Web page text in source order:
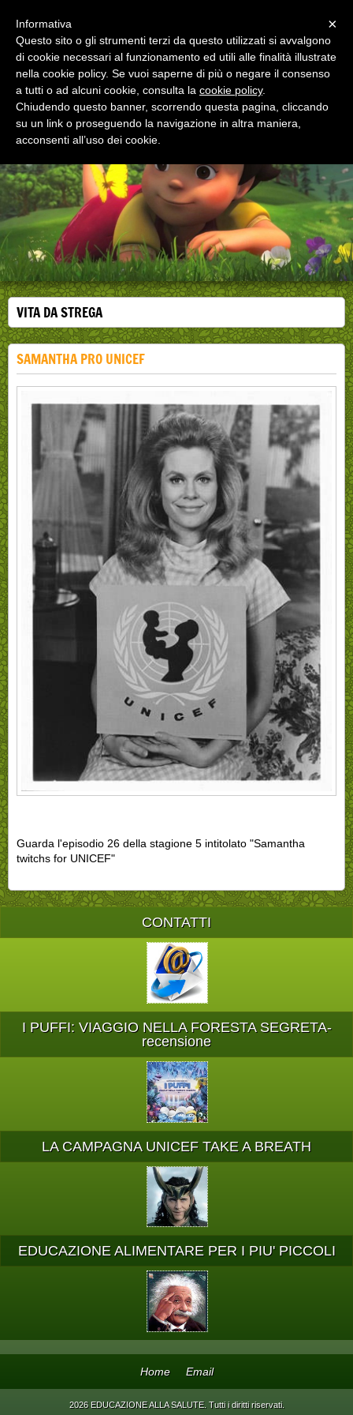
EDUCAZIONE ALLA SALUTE
Corsi, convegni e didattica di formazione e
aggiornamento per operatori della salute
VITA DA STREGA
SAMANTHA PRO UNICEF
Guarda l'episodio 26 della stagione 5 intitolato "Samantha
twitchs for UNICEF"
CONTATTI
I PUFFI: VIAGGIO NELLA FORESTA SEGRETA-
recensione
LA CAMPAGNA UNICEF TAKE A BREATH
EDUCAZIONE ALIMENTARE PER I PIU' PICCOLI
Home Email
2026 EDUCAZIONE ALLA SALUTE. Tutti i diritti riservati.
×
Informativa
Questo sito o gli strumenti terzi da questo utilizzati si avvalgono
di cookie necessari al funzionamento ed utili alle finalità illustrate
nella cookie policy. Se vuoi saperne di più o negare il consenso
a tutti o ad alcuni cookie, consulta la cookie policy.
Chiudendo questo banner, scorrendo questa pagina, cliccando
su un link o proseguendo la navigazione in altra maniera,
acconsenti all’uso dei cookie.